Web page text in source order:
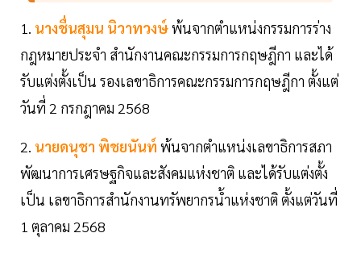
1. นางชื่นสุมน นิวาทวงษ์พ้นจากตำแหน่งกรรมการร่าง
กฎหมายประจำ สำนักงานคณะกรรมการกฤษฎีกา และได้
รับแต่งตั้งเป็น รองเลขาธิการคณะกรรมการกฤษฎีกา ตั้งแต่
วันที่ 2 กรกฎาคม 2568
2. นายดนุชา พิชยนันท์ พ้นจากตำแหน่งเลขาธิการสภา
พัฒนาการเศรษฐกิจและสังคมแห่งชาติ และได้รับแต่งตั้ง
เป็น เลขาธิการสำนักงานทรัพยากรน้ำแห่งชาติ ตั้งแต่วันที่
1 ตุลาคม 2568